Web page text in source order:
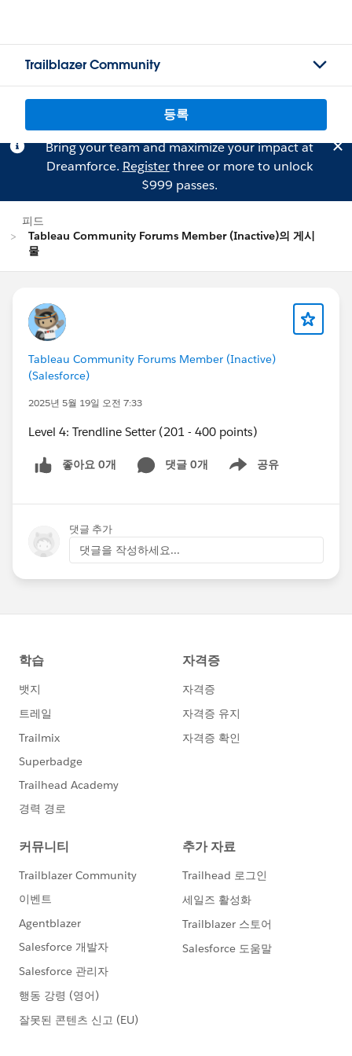
Trailblazer Community
등록
Bring your team and maximize your impact at
Dreamforce. Registerthree or more to unlock
$999 passes.
피드
Tableau Community Forums Member (Inactive)의 게시
물
Tableau Community Forums Member (Inactive)
(Salesforce)
2025년 5월 19일 오전 7:33
Level 4: Trendline Setter (201 - 400 points)
좋아요 0개 댓글 0개 공유
Show menu
댓글 추가
댓글을 작성하세요...